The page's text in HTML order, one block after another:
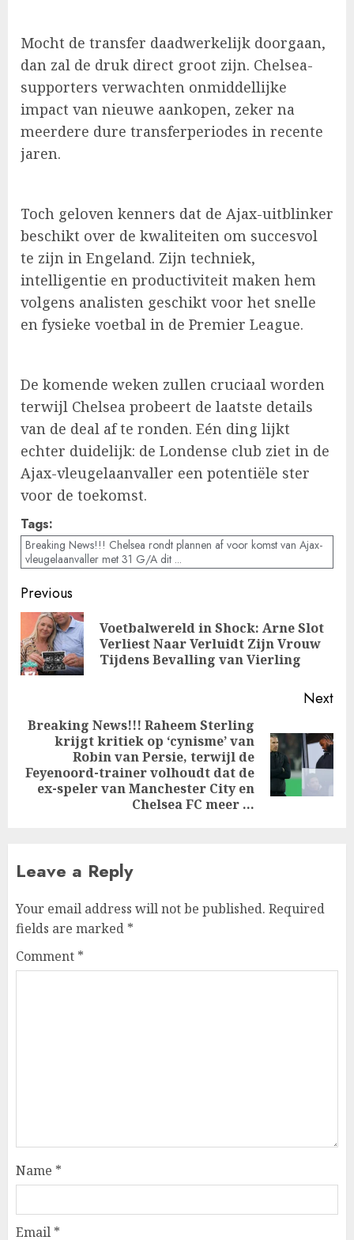
Mocht de transfer daadwerkelijk doorgaan,
dan zal de druk direct groot zijn. Chelsea-
supporters verwachten onmiddellijke
impact van nieuwe aankopen, zeker na
meerdere dure transferperiodes in recente
jaren.
Toch geloven kenners dat de Ajax-uitblinker
beschikt over de kwaliteiten om succesvol
te zijn in Engeland. Zijn techniek,
intelligentie en productiviteit maken hem
volgens analisten geschikt voor het snelle
en fysieke voetbal in de Premier League.
De komende weken zullen cruciaal worden
terwijl Chelsea probeert de laatste details
van de deal af te ronden. Eén ding lijkt
echter duidelijk: de Londense club ziet in de
Ajax-vleugelaanvaller een potentiële ster
voor de toekomst.
Tags:
Breaking News!!! Chelsea rondt plannen af voor komst van Ajax-
vleugelaanvaller met 31 G/A dit ...
Post
navigation
Previous
Voetbalwereld in Shock: Arne Slot
Verliest Naar Verluidt Zijn Vrouw
Tijdens Bevalling van Vierling
Next
post:
Breaking News!!! Raheem Sterling
krijgt kritiek op ‘cynisme’ van
Robin van Persie, terwijl de
Feyenoord-trainer volhoudt dat de
ex-speler van Manchester City en
Chelsea FC meer …
Leave a Reply
Your email address will not be published. Required
fields are marked *
Comment *
Name *
Email *